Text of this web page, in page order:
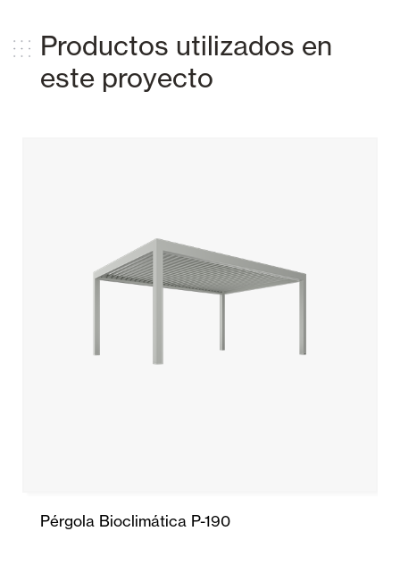
Productos utilizados en
este proyecto
Pérgola Bioclimática P-190